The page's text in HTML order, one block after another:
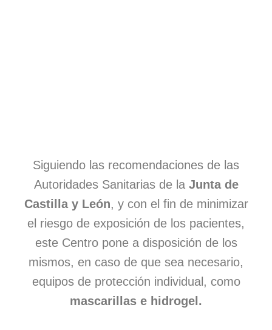
La tranquilidad a tu alcance
Garantizamos un trato profesional adecuado a tus
necesidades en todo momento. Ofrecemos una
amplia gama de servicios porque tu salud mental es
lo primero. Con Cabanela Psicólogos, estás en
buenas manos.
Reserva Cita
Siguiendo las recomendaciones de las
Autoridades Sanitarias de la Junta de
Castilla y León, y con el fin de minimizar
el riesgo de exposición de los pacientes,
este Centro pone a disposición de los
mismos, en caso de que sea necesario,
equipos de protección individual, como
mascarillas e hidrogel.